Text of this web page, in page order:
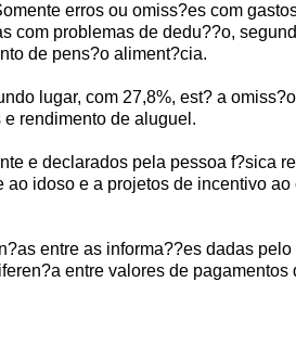
erros ou omiss?es com
com problemas de dedu??o,
de pens?o aliment?cia.
lugar, com 27,8%, est? a
e rendimento de aluguel.
e declarados pela pessoa f?sica
idoso e a projetos de incentivo
entre as informa??es dadas
entre valores de